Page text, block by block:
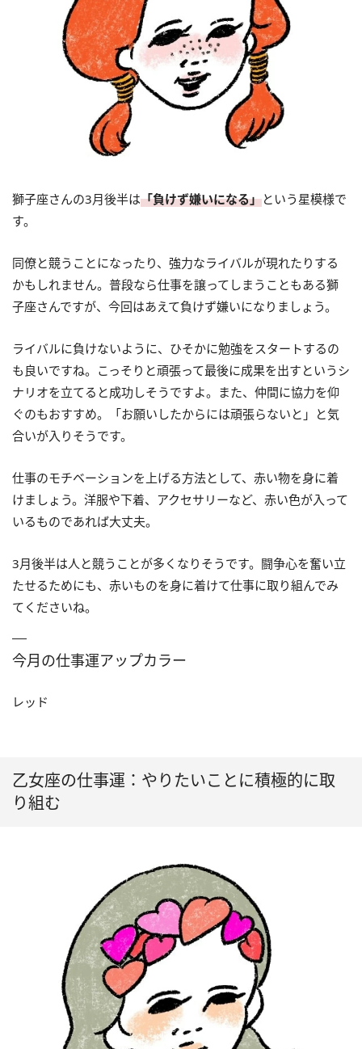
獅子座さんの3月後半は「負けず嫌いになる」という星模様で
す。
同僚と競うことになったり、強力なライバルが現れたりする
かもしれません。普段なら仕事を譲ってしまうこともある獅
子座さんですが、今回はあえて負けず嫌いになりましょう。
ライバルに負けないように、ひそかに勉強をスタートするの
も良いですね。こっそりと頑張って最後に成果を出すというシ
ナリオを立てると成功しそうですよ。また、仲間に協力を仰
ぐのもおすすめ。「お願いしたからには頑張らないと」と気
合いが入りそうです。
仕事のモチベーションを上げる方法として、赤い物を身に着
けましょう。洋服や下着、アクセサリーなど、赤い色が入って
いるものであれば大丈夫。
3月後半は人と競うことが多くなりそうです。闘争心を奮い立
たせるためにも、赤いものを身に着けて仕事に取り組んでみ
てくださいね。
今月の仕事運アップカラー
レッド
乙女座の仕事運：やりたいことに積極的に取
り組む